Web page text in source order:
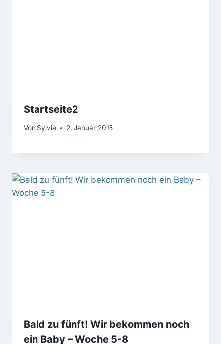
Startseite2
Von Sylvie 2. Januar 2015
Bald zu fünft! Wir bekommen noch
ein Baby – Woche 5-8